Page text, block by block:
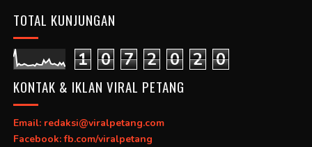
TOTAL KUNJUNGAN
1 0 7 2 0 2 0
KONTAK & IKLAN VIRAL PETANG
Email: redaksi@viralpetang.com
Facebook: fb.com/viralpetang